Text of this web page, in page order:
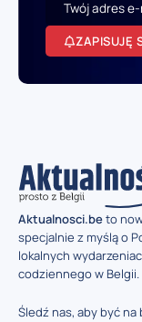
ZAPISUJĘ
Aktualnosci.beto
specjalnie z myślą o
lokalnych
codziennego w Belgii.
Śledź nas, aby być